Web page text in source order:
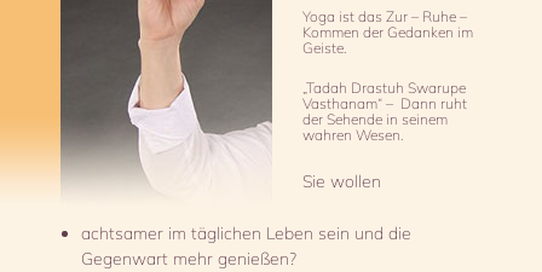
Yoga ist das Zur – Ruhe –
Kommen der Gedanken im
Geiste.
„Tadah Drastuh Swarupe
Vasthanam“ – Dann ruht
der Sehende in seinem
wahren Wesen.
Sie wollen
achtsamer im täglichen Leben sein und die
Gegenwart mehr genießen?